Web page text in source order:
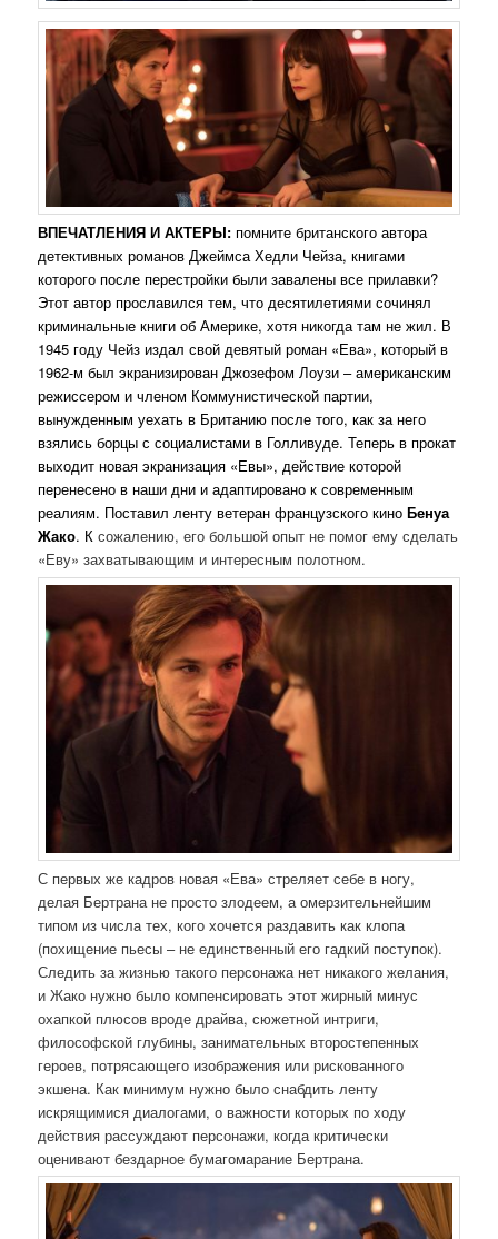
ВПЕЧАТЛЕНИЯ И АКТЕРЫ:помните британского автора
детективных романов Джеймса Хедли Чейза, книгами
которого после перестройки были завалены все прилавки?
Этот автор прославился тем, что десятилетиями сочинял
криминальные книги об Америке, хотя никогда там не жил. В
1945 году Чейз издал свой девятый роман «Ева», который в
1962-м был экранизирован Джозефом Лоузи – американским
режиссером и членом Коммунистической партии,
вынужденным уехать в Британию после того, как за него
взялись борцы с социалистами в Голливуде. Теперь в прокат
выходит новая экранизация «Евы», действие которой
перенесено в наши дни и адаптировано к современным
реалиям. Поставил ленту ветеран французского кино Бенуа
Жако. К сожалению, его большой опыт не помог ему сделать
«Еву» захватывающим и интересным полотном.
С первых же кадров новая «Ева» стреляет себе в ногу,
делая Бертрана не просто злодеем, а омерзительнейшим
типом из числа тех, кого хочется раздавить как клопа
(похищение пьесы – не единственный его гадкий поступок).
Следить за жизнью такого персонажа нет никакого желания,
и Жако нужно было компенсировать этот жирный минус
охапкой плюсов вроде драйва, сюжетной интриги,
философской глубины, занимательных второстепенных
героев, потрясающего изображения или рискованного
экшена. Как минимум нужно было снабдить ленту
искрящимися диалогами, о важности которых по ходу
действия рассуждают персонажи, когда критически
оценивают бездарное бумагомарание Бертрана.